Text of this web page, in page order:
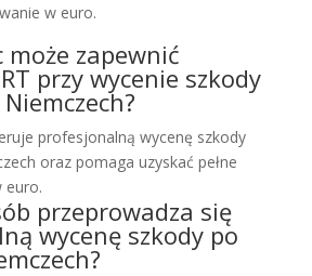
w euro.
może zapewnić
przy wycenie szkody
profesjonalną wycenę szkody
oraz pomaga uzyskać pełne
euro.
przeprowadza się
wycenę szkody po